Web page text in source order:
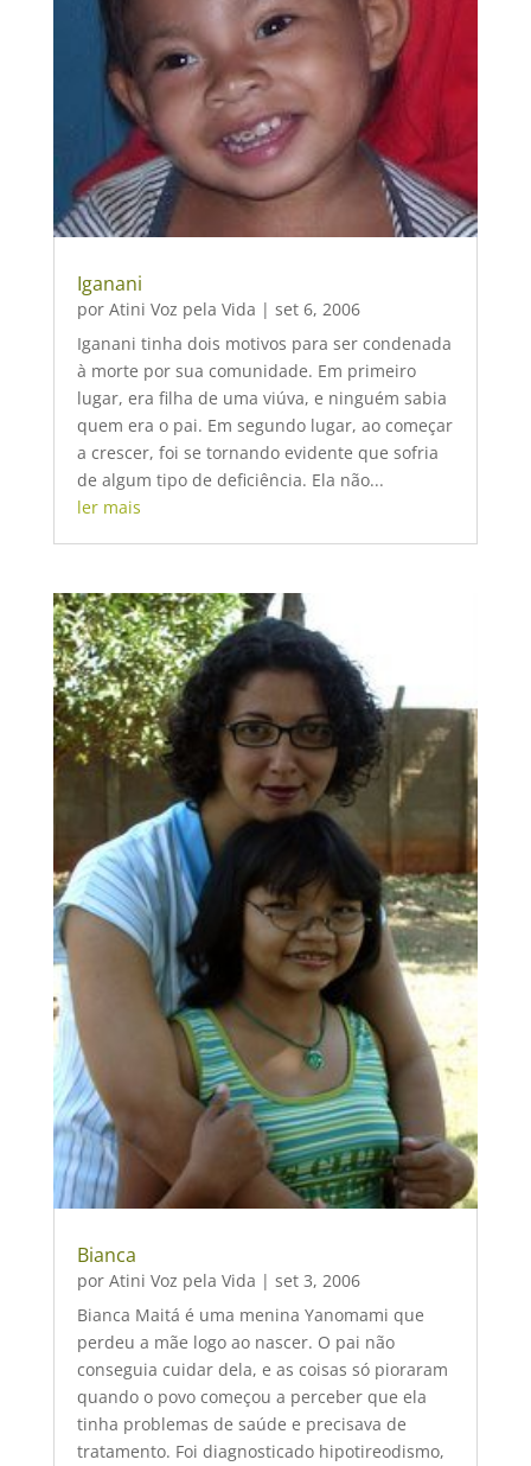
Iganani
por Atini Voz pela Vida | set 6, 2006
Iganani tinha dois motivos para ser condenada
à morte por sua comunidade. Em primeiro
lugar, era filha de uma viúva, e ninguém sabia
quem era o pai. Em segundo lugar, ao começar
a crescer, foi se tornando evidente que sofria
de algum tipo de deficiência. Ela não...
ler mais
Bianca
por Atini Voz pela Vida | set 3, 2006
Bianca Maitá é uma menina Yanomami que
perdeu a mãe logo ao nascer. O pai não
conseguia cuidar dela, e as coisas só pioraram
quando o povo começou a perceber que ela
tinha problemas de saúde e precisava de
tratamento. Foi diagnosticado hipotireodismo,